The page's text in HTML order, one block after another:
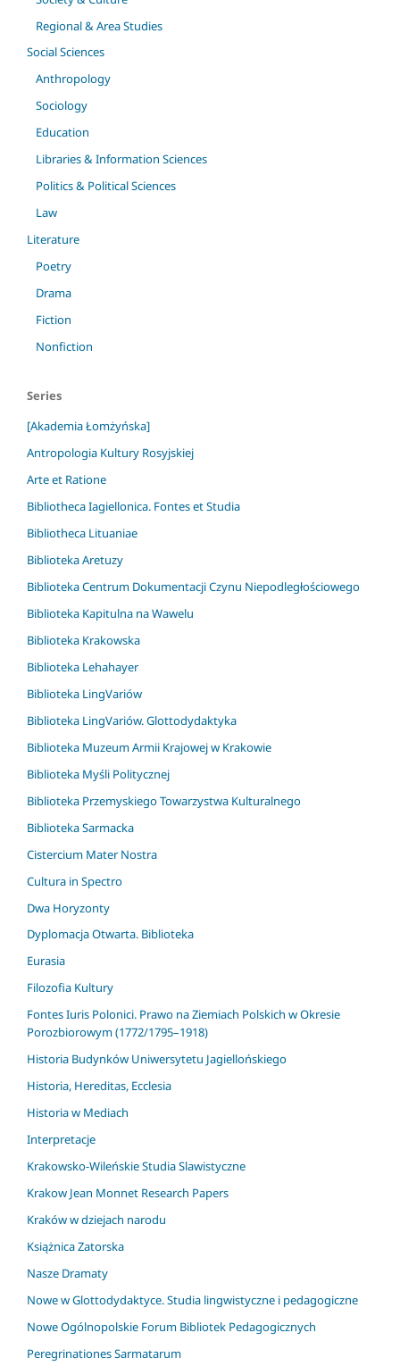
Regional & Area Studies
Social Sciences
Anthropology
Sociology
Education
Libraries & Information Sciences
Politics & Political Sciences
Law
Literature
Poetry
Drama
Fiction
Nonfiction
Series
[Akademia Łomżyńska]
Antropologia Kultury Rosyjskiej
Arte et Ratione
Bibliotheca Iagiellonica. Fontes et Studia
Bibliotheca Lituaniae
Biblioteka Aretuzy
Biblioteka Centrum Dokumentacji Czynu Niepodległościowego
Biblioteka Kapitulna na Wawelu
Biblioteka Krakowska
Biblioteka Lehahayer
Biblioteka LingVariów
Biblioteka LingVariów. Glottodydaktyka
Biblioteka Muzeum Armii Krajowej w Krakowie
Biblioteka Myśli Politycznej
Biblioteka Przemyskiego Towarzystwa Kulturalnego
Biblioteka Sarmacka
Cistercium Mater Nostra
Cultura in Spectro
Dwa Horyzonty
Dyplomacja Otwarta. Biblioteka
Eurasia
Filozofia Kultury
Fontes Iuris Polonici. Prawo na Ziemiach Polskich w Okresie
Porozbiorowym (1772/1795–1918)
Historia Budynków Uniwersytetu Jagiellońskiego
Historia, Hereditas, Ecclesia
Historia w Mediach
Interpretacje
Krakowsko-Wileńskie Studia Slawistyczne
Krakow Jean Monnet Research Papers
Kraków w dziejach narodu
Książnica Zatorska
Nasze Dramaty
Nowe w Glottodydaktyce. Studia lingwistyczne i pedagogiczne
Nowe Ogólnopolskie Forum Bibliotek Pedagogicznych
Peregrinationes Sarmatarum